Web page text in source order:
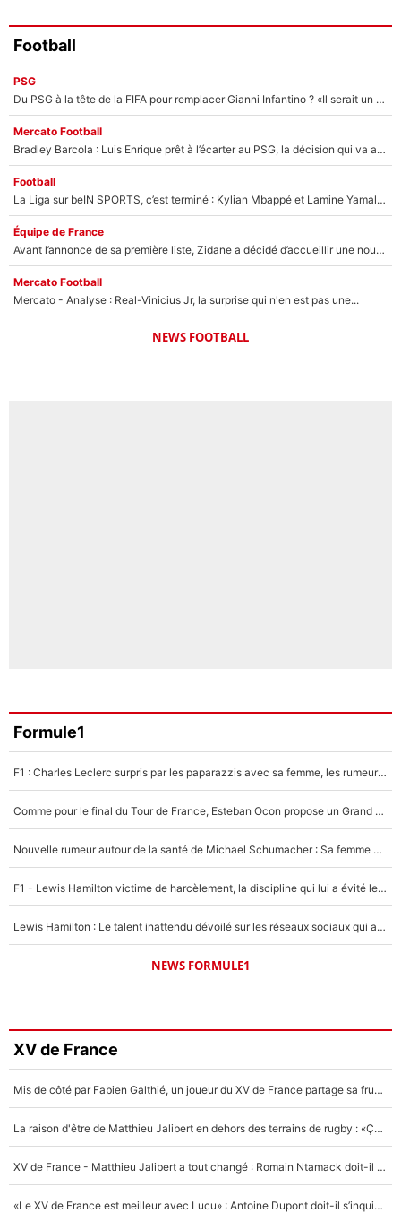
Football
PSG
Du PSG à la tête de la FIFA pour remplacer Gianni Infantino ? «Il serait un mauvais président», le patron de la Liga s'attaque à Nasser Al-Khelaïfi !
Mercato Football
Bradley Barcola : Luis Enrique prêt à l’écarter au PSG, la décision qui va accélérer son transfert à Liverpool ?
Football
La Liga sur beIN SPORTS, c’est terminé : Kylian Mbappé et Lamine Yamal changent de chaîne, «le moment était venu d'ouvrir un nouveau chapitre»
Équipe de France
Avant l’annonce de sa première liste, Zidane a décidé d’accueillir une nouvelle tête en équipe de France
Mercato Football
Mercato - Analyse : Real-Vinicius Jr, la surprise qui n'en est pas une...
NEWS FOOTBALL
Formule1
F1 : Charles Leclerc surpris par les paparazzis avec sa femme, les rumeurs étaient vraies !
Comme pour le final du Tour de France, Esteban Ocon propose un Grand Prix de Formule 1 à Paris : «Autour de l’Arc de Triomphe, ce serait génial» !
Nouvelle rumeur autour de la santé de Michael Schumacher : Sa femme Corinna sort du silence
F1 - Lewis Hamilton victime de harcèlement, la discipline qui lui a évité le pire : «J'aurais probablement mal tourné»
Lewis Hamilton : Le talent inattendu dévoilé sur les réseaux sociaux qui a impressionné Kim Kardashian pendant leurs vacances en amoureux !
NEWS FORMULE1
XV de France
Mis de côté par Fabien Galthié, un joueur du XV de France partage sa frustration : «ils ne me l’ont pas dit tout de suite»
La raison d'être de Matthieu Jalibert en dehors des terrains de rugby : «Ça m'atteint autant que si tu touches à un membre de ma famille»
XV de France - Matthieu Jalibert a tout changé : Romain Ntamack doit-il s’inquiéter pour sa place à un an de la Coupe du monde ?
«Le XV de France est meilleur avec Lucu» : Antoine Dupont doit-il s’inquiéter pour sa place ?